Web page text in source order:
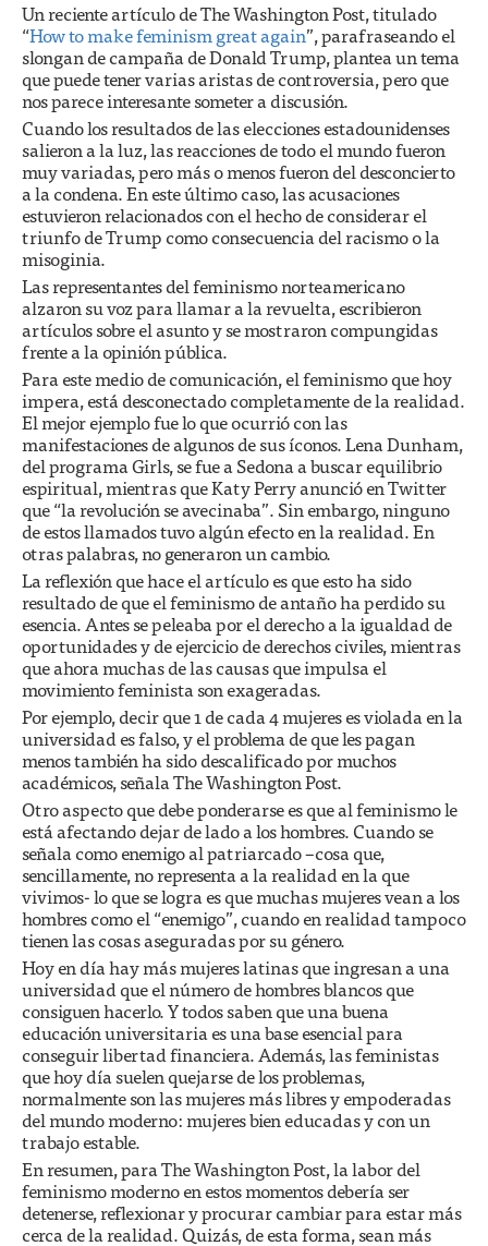
Un reciente artículo de The Washington Post, titulado
“How to make feminism great again”, parafraseando el
slongan de campaña de Donald Trump, plantea un tema
que puede tener varias aristas de controversia, pero que
nos parece interesante someter a discusión.
Cuando los resultados de las elecciones estadounidenses
salieron a la luz, las reacciones de todo el mundo fueron
muy variadas, pero más o menos fueron del desconcierto
a la condena. En este último caso, las acusaciones
estuvieron relacionados con el hecho de considerar el
triunfo de Trump como consecuencia del racismo o la
misoginia.
Las representantes del feminismo norteamericano
alzaron su voz para llamar a la revuelta, escribieron
artículos sobre el asunto y se mostraron compungidas
frente a la opinión pública.
Para este medio de comunicación, el feminismo que hoy
impera, está desconectado completamente de la realidad.
El mejor ejemplo fue lo que ocurrió con las
manifestaciones de algunos de sus íconos. Lena Dunham,
del programa Girls, se fue a Sedona a buscar equilibrio
espiritual, mientras que Katy Perry anunció en Twitter
que “la revolución se avecinaba”. Sin embargo, ninguno
de estos llamados tuvo algún efecto en la realidad. En
otras palabras, no generaron un cambio.
La reflexión que hace el artículo es que esto ha sido
resultado de que el feminismo de antaño ha perdido su
esencia. Antes se peleaba por el derecho a la igualdad de
oportunidades y de ejercicio de derechos civiles, mientras
que ahora muchas de las causas que impulsa el
movimiento feminista son exageradas.
Por ejemplo, decir que 1 de cada 4 mujeres es violada en la
universidad es falso, y el problema de que les pagan
menos también ha sido descalificado por muchos
académicos, señala The Washington Post.
Otro aspecto que debe ponderarse es que al feminismo le
está afectando dejar de lado a los hombres. Cuando se
señala como enemigo al patriarcado –cosa que,
sencillamente, no representa a la realidad en la que
vivimos- lo que se logra es que muchas mujeres vean a los
hombres como el “enemigo”, cuando en realidad tampoco
tienen las cosas aseguradas por su género.
Hoy en día hay más mujeres latinas que ingresan a una
universidad que el número de hombres blancos que
consiguen hacerlo. Y todos saben que una buena
educación universitaria es una base esencial para
conseguir libertad financiera. Además, las feministas
que hoy día suelen quejarse de los problemas,
normalmente son las mujeres más libres y empoderadas
del mundo moderno: mujeres bien educadas y con un
trabajo estable.
En resumen, para The Washington Post, la labor del
feminismo moderno en estos momentos debería ser
detenerse, reflexionar y procurar cambiar para estar más
cerca de la realidad. Quizás, de esta forma, sean más